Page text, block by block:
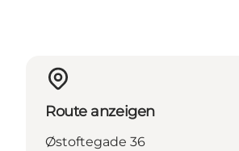
Route anzeigen
Østoftegade 36